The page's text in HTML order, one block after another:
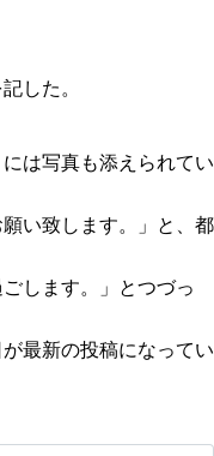
した。
は写真も添えられてい
い致します。」と、都
します。」とつづっ
最新の投稿になってい